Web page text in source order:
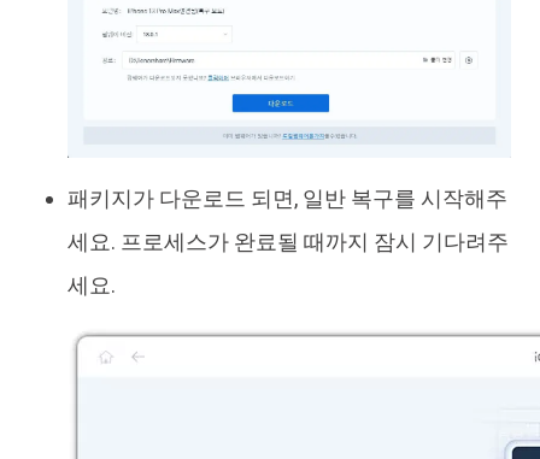
패키지가 다운로드 되면, 일반 복구를 시작해주
세요. 프로세스가 완료될 때까지 잠시 기다려주
세요.